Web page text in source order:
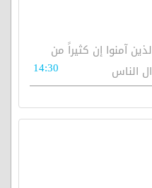
- يا أيها الذين آمنوا إن كثيراً من
الناس
14:30